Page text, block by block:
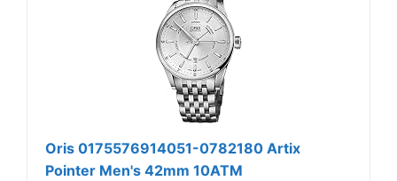
Oris 0175576914051-0782180 Artix
Pointer Men's 42mm 10ATM